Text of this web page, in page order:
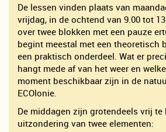
De lessen vinden plaats van
vrijdag, in de ochtend van 9.00 tot
over twee blokken met een pauze
begint meestal met een theoretisch
een praktisch onderdeel. Wat er
hangt mede af van het weer en
moment beschikbaar zijn in de
ECOlonie.
De middagen zijn grotendeels vrij te
uitzondering van twee elementen: